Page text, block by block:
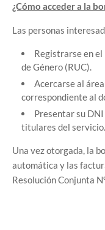
¿Cómo acceder a la
Las personas
Registrarse en el
de Género (RUC).
Acercarse al
correspondiente al
Presentar su
titulares del servicio.
Una vez otorgada, la
automática y las
Resolución Conjunta